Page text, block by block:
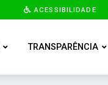
ACESSIBILIDADE
TRANSPARÊNCIA